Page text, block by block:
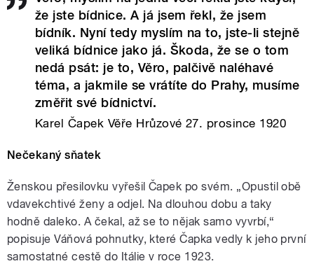
že jste bídnice. A já jsem řekl, že jsem
bídník. Nyní tedy myslím na to, jste-li stejně
veliká bídnice jako já. Škoda, že se o tom
nedá psát: je to, Věro, palčivě naléhavé
téma, a jakmile se vrátíte do Prahy, musíme
změřit své bídnictví.
Karel Čapek Věře Hrůzové 27. prosince 1920
Nečekaný sňatek
Ženskou přesilovku vyřešil Čapek po svém. „Opustil obě
vdavekchtivé ženy a odjel. Na dlouhou dobu a taky
hodně daleko. A čekal, až se to nějak samo vyvrbí,“
popisuje Váňová pohnutky, které Čapka vedly k jeho první
samostatné cestě do Itálie v roce 1923.